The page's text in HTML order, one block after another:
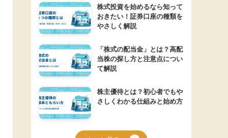
株式投資を始めるなら知って
おきたい！証券口座の種類を
やさしく解説
「株式の配当金」とは？高配
当株の探し方と注意点につい
て解説
株主優待とは？初心者でもや
さしくわかる仕組みと始め方